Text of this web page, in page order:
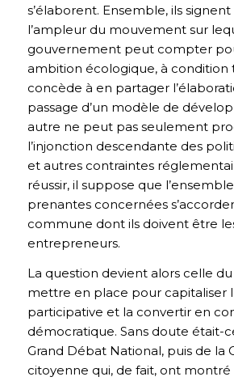
s’élaborent. Ensemble, ils
l’ampleur du mouvement sur
gouvernement peut compter
ambition écologique, à condition
concède à en partager
passage d’un modèle de
autre ne peut pas seulement
l’injonction descendante des
et autres contraintes
réussir, il suppose que
prenantes concernées
commune dont ils doivent être
entrepreneurs.
La question devient alors celle
mettre en place pour capitaliser
participative et la convertir en
démocratique. Sans doute était-
Grand Débat National, puis de la
citoyenne qui, de fait, ont montré